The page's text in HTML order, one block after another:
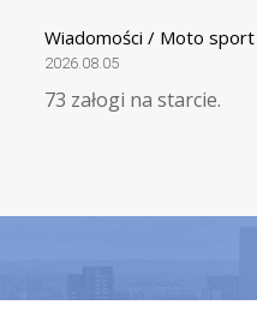
Wiadomości / Moto sport
2026.08.05
73 załogi na starcie.